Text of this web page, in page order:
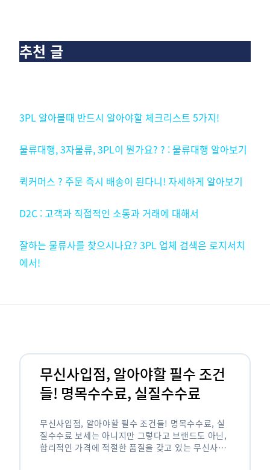
추천 글
3PL 알아볼때 반드시 알아야할 체크리스트 5가지!
물류대행, 3자물류, 3PL이 뭔가요? ? : 물류대행 알아보기
퀵커머스 ? 주문 즉시 배송이 된다니! 자세하게 알아보기
D2C : 고객과 직접적인 소통과 거래에 대해서
잘하는 물류사를 찾으시나요? 3PL 업체 검색은 로지서치
에서!
무신사입점, 알아야할 필수 조건
들! 명목수수료, 실질수수료
무신사입점, 알아야할 필수 조건들! 명목수수료, 실
질수수료 보세는 아니지만 그렇다고 브랜드도 아닌,
합리적인 가격에 적절한 품질을 갖고 있는 무신사!